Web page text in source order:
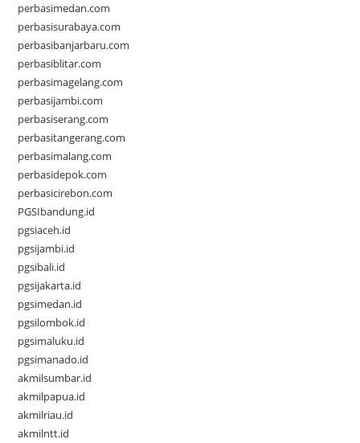
perbasimedan.com
perbasisurabaya.com
perbasibanjarbaru.com
perbasiblitar.com
perbasimagelang.com
perbasijambi.com
perbasiserang.com
perbasitangerang.com
perbasimalang.com
perbasidepok.com
perbasicirebon.com
PGSIbandung.id
pgsiaceh.id
pgsijambi.id
pgsibali.id
pgsijakarta.id
pgsimedan.id
pgsilombok.id
pgsimaluku.id
pgsimanado.id
akmilsumbar.id
akmilpapua.id
akmilriau.id
akmilntt.id